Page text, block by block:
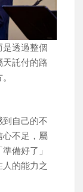
透過整個
託付的路
自己的不
心不足，屬
備好了」
的能力之